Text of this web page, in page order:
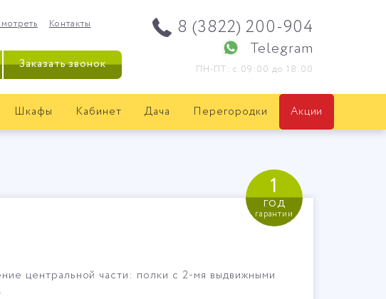
Контакты 8 (3822) 200-904
Telegram
ПН-ПТ: с 09:00 до 18:00
Заказать звонок
Шкафы Кабинет Дача Перегородки
Акции
1
год
гарантии
центральной части: полки с 2-мя выдвижными